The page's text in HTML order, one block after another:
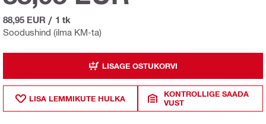
Soodushind (ilma KM-ta)
88,95 EUR / 1 tk
LISAGE OSTUKORVI
LISA LEMMIKUTE HULKA
KONTROLLIGE SAADA
VUST